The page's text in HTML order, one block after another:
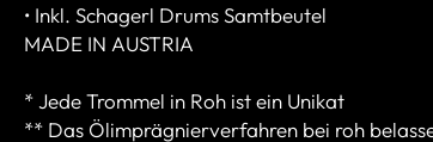
• Inkl. Schagerl Drums Samtbeutel
MADE IN AUSTRIA
* Jede Trommel in Roh ist ein Unikat
** Das Ölimprägnierverfahren bei roh